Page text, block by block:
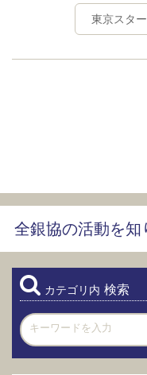
東京スタ
全銀協の活動を知
カテゴリ内 検索